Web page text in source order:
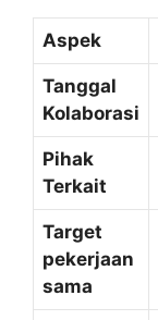
Aspek
Tanggal
Kolaborasi
Pihak
Terkait
Target
pekerjaan
sama